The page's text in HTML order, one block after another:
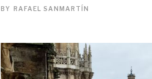
BY RAFAEL SANMARTÍN